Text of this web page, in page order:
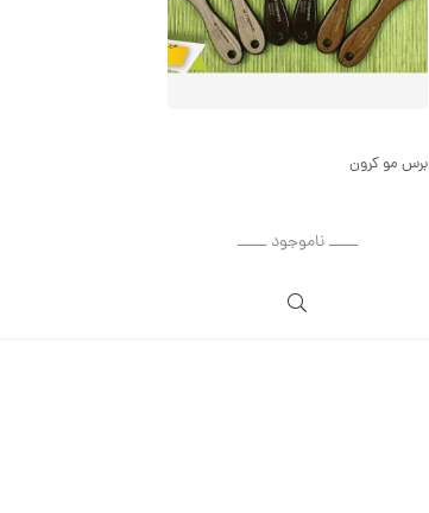
برس مو کرون
ــــــ ناموجود ــــــ